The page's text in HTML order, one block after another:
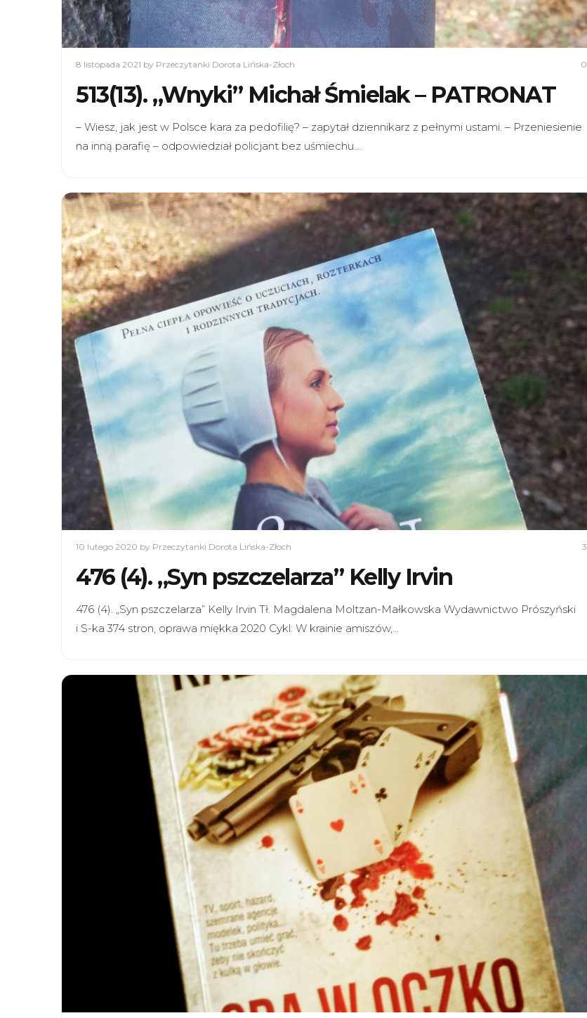
8 listopada 2021 by Przeczytanki Dorota Lińska-Złoch 0
513(13). „Wnyki” Michał Śmielak – PATRONAT
– Wiesz, jak jest w Polsce kara za pedofilię? – zapytał dziennikarz z pełnymi ustami. – Przeniesienie
na inną parafię – odpowiedział policjant bez uśmiechu.…
10 lutego 2020 by Przeczytanki Dorota Lińska-Złoch 3
476 (4). „Syn pszczelarza” Kelly Irvin
476 (4). „Syn pszczelarza” Kelly Irvin Tł. Magdalena Moltzan-Małkowska Wydawnictwo Prószyński
i S-ka 374 stron, oprawa miękka 2020 Cykl: W krainie amiszów,…